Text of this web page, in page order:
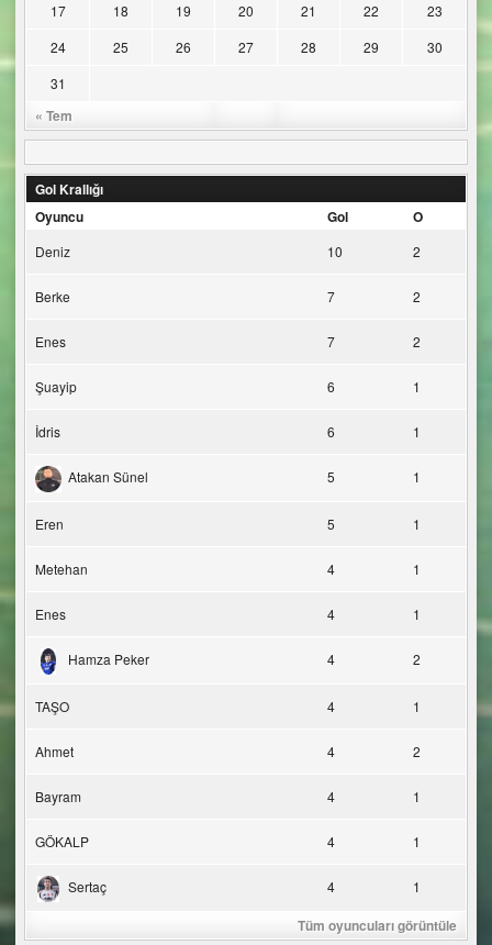
« Tem
17
18 19 20 21 22
23
24
25 26 27 28 29
30
31
Gol Krallığı
Oyuncu
Gol O
Deniz 10 2
Berke 7 2
Enes 7 2
Şuayip 6 1
İdris 6 1
Atakan Sünel 5 1
Eren 5 1
Metehan 4 1
Enes 4 1
Hamza Peker 4 2
TAŞO 4 1
Ahmet 4 2
Bayram 4 1
GÖKALP 4 1
Sertaç 4 1
Tüm oyuncuları görüntüle